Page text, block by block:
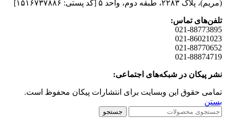
(مريم)، پلاک ۲۲۸۳، طبقه دوم، واحد ۵ [کد پستی: ۱۵۱۶۷۳۷۸۸۶]
تلفن‌های تماس:
021-88773895
021-86021023
021-88770652
021-88874719
نشر پیکان در شبکه‌های اجتماعی:
تمامی حقوق این وبسایت برای انتشارات پیکان محفوظ است.
بستن
جستجو